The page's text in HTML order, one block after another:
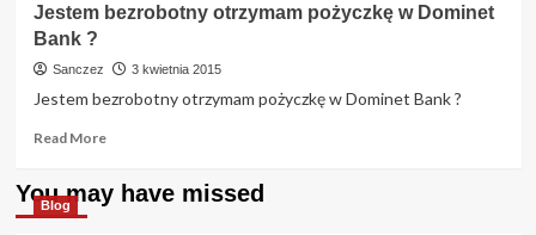
Jestem bezrobotny otrzymam pożyczkę w Dominet
Bank ?
Sanczez 3 kwietnia 2015
Jestem bezrobotny otrzymam pożyczkę w Dominet Bank ?
Read MoreRead
about
Jestem
You may have missed
Blog